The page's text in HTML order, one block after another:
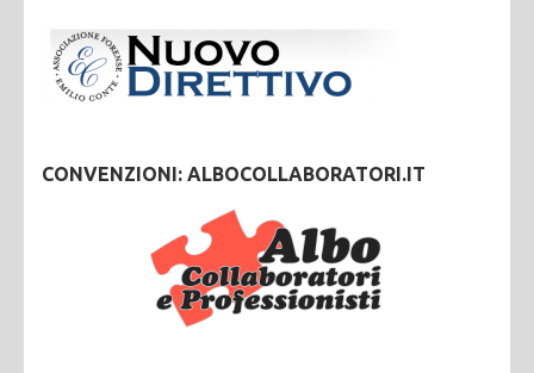
CONVENZIONI: ALBOCOLLABORATORI.IT